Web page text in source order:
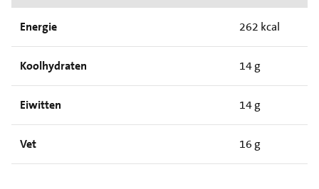
Energie 262 kcal
Koolhydraten 14 g
Eiwitten 14 g
Vet 16 g